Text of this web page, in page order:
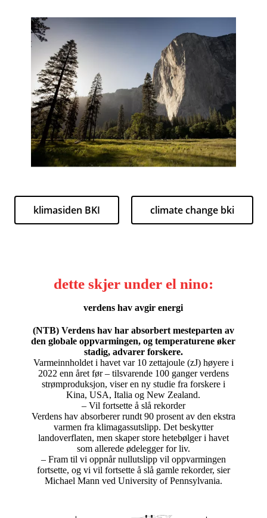
klimasiden BKI climate change bki
dette skjer under el nino:
verdens hav avgir energi
(NTB) Verdens hav har absorbert mesteparten av
den globale oppvarmingen, og temperaturene øker
stadig, advarer forskere.
Varmeinnholdet i havet var 10 zettajoule (zJ) høyere i
2022 enn året før – tilsvarende 100 ganger verdens
strømproduksjon, viser en ny studie fra forskere i
Kina, USA, Italia og New Zealand.
– Vil fortsette å slå rekorder
Verdens hav absorberer rundt 90 prosent av den ekstra
varmen fra klimagassutslipp. Det beskytter
landoverflaten, men skaper store hetebølger i havet
som allerede ødelegger for liv.
– Fram til vi oppnår nullutslipp vil oppvarmingen
fortsette, og vi vil fortsette å slå gamle rekorder, sier
Michael Mann ved University of Pennsylvania.